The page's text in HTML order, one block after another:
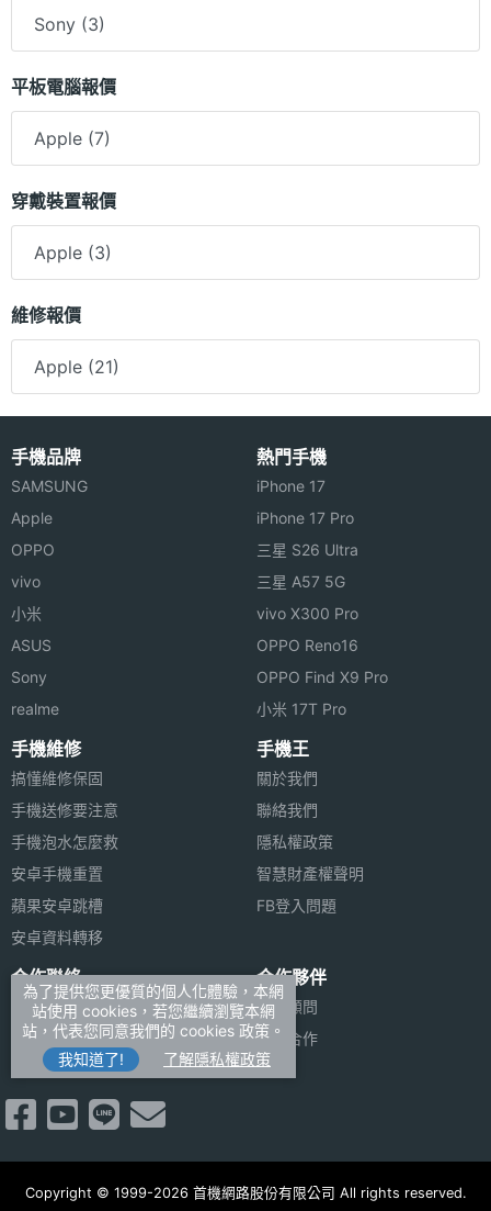
Sony (3)
平板電腦報價
Apple (7)
穿戴裝置報價
Apple (3)
維修報價
Apple (21)
手機品牌
SAMSUNG
Apple
OPPO
vivo
小米
ASUS
Sony
realme
熱門手機
iPhone 17
iPhone 17 Pro
三星 S26 Ultra
三星 A57 5G
vivo X300 Pro
OPPO Reno16
OPPO Find X9 Pro
小米 17T Pro
手機維修
搞懂維修保固
手機送修要注意
手機泡水怎麼救
安卓手機重置
蘋果安卓跳槽
安卓資料轉移
手機王
關於我們
聯絡我們
隱私權政策
智慧財產權聲明
FB登入問題
合作聯絡
廣告刊登
加入商店報價
新聞聯絡
合作夥伴
法律顧問
媒體合作
Copyright © 1999-2026 首機網路股份有限公司 All rights reserved.
為了提供您更優質的個人化體驗，本網
站使用 cookies，若您繼續瀏覽本網
站，代表您同意我們的 cookies 政策。
我知道了!
了解隱私權政策